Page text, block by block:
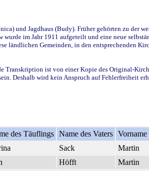
und Jagdhaus (Budy). Früher gehörten zu der
im Jahr 1911 aufgeteilt und eine neue
Gemeinden, in den entsprechenden
Transkription ist von einer Kopie des Original-
Deshalb wird kein Anspruch auf Fehlerfreiheit
des Täuflings Name des Vaters Vorname
Sack Martin
Höfft Martin